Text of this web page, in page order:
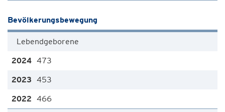
Bevölkerungsbewegung
Lebendgeborene
473
453
466